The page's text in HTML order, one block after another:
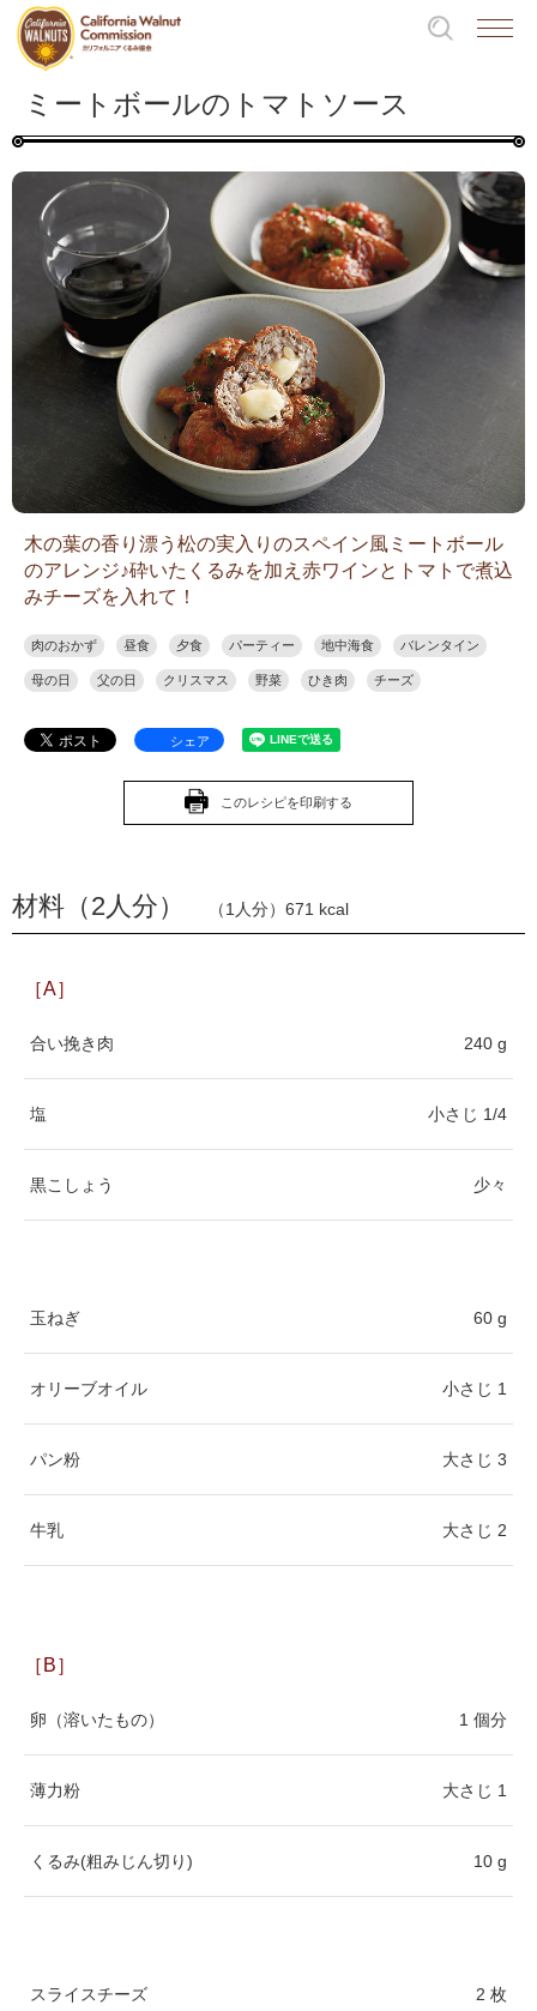
ミートボールのトマトソース
木の葉の香り漂う松の実入りのスペイン風ミートボール
のアレンジ♪砕いたくるみを加え赤ワインとトマトで煮込
みチーズを入れて！
肉のおかず 昼食 夕食 パーティー 地中海食 バレンタイン
母の日 父の日 クリスマス 野菜 ひき肉 チーズ
シェア
このレシピを印刷する
材料（2人分） （1人分）671 kcal
［A］
合い挽き肉 240 g
塩 小さじ 1/4
黒こしょう 少々
玉ねぎ 60 g
オリーブオイル 小さじ 1
パン粉 大さじ 3
牛乳 大さじ 2
［B］
卵（溶いたもの） 1 個分
薄力粉 大さじ 1
くるみ(粗みじん切り) 10 g
スライスチーズ 2 枚